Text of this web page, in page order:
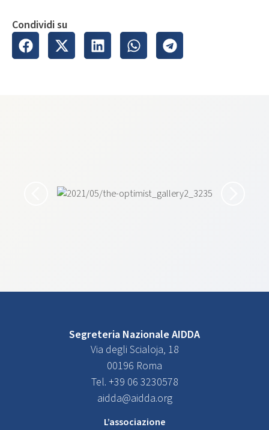
Condividi su
Segreteria Nazionale AIDDA
Via degli Scialoja, 18
00196 Roma
Tel. +39 06 3230578
aidda@aidda.org
L’associazione